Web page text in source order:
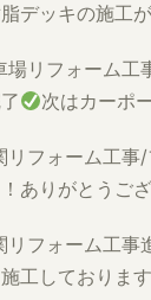
デッキの施工
場リフォーム工
次はカーポ
リフォーム工事
ありがとうご
リフォーム工事
工しております